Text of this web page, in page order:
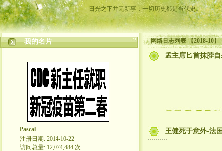
日光之下并无新事；一切历史都是当代史。
我的名片
Pascal
注册日期: 2014-10-22
访问总量: 12,074,484 次
网络日志列表 【2018-10】
孟主席匕首抹脖
王健死于意外-法